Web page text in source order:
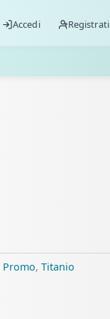
Accedi Registrati
Promo,Titanio